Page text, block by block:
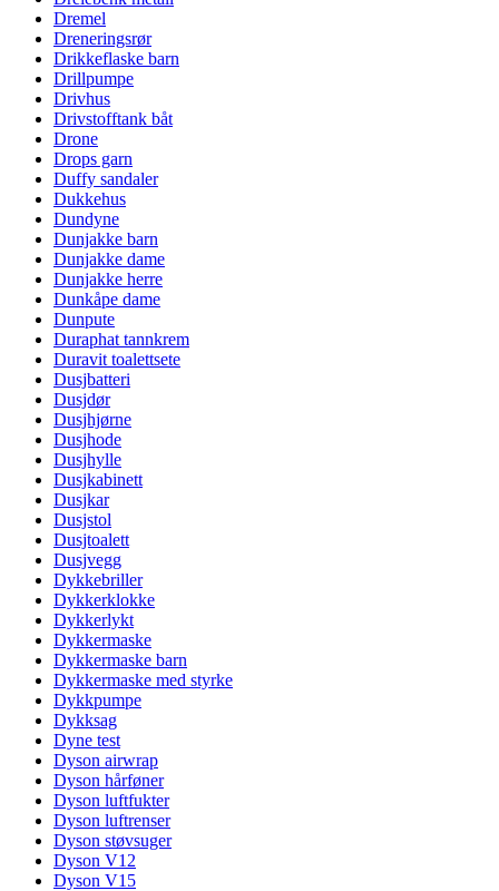
Dremel
Dreneringsrør
Drikkeflaske barn
Drillpumpe
Drivhus
Drivstofftank båt
Drone
Drops garn
Duffy sandaler
Dukkehus
Dundyne
Dunjakke barn
Dunjakke dame
Dunjakke herre
Dunkåpe dame
Dunpute
Duraphat tannkrem
Duravit toalettsete
Dusjbatteri
Dusjdør
Dusjhjørne
Dusjhode
Dusjhylle
Dusjkabinett
Dusjkar
Dusjstol
Dusjtoalett
Dusjvegg
Dykkebriller
Dykkerklokke
Dykkerlykt
Dykkermaske
Dykkermaske barn
Dykkermaske med styrke
Dykkpumpe
Dykksag
Dyne test
Dyson airwrap
Dyson hårføner
Dyson luftfukter
Dyson luftrenser
Dyson støvsuger
Dyson V12
Dyson V15